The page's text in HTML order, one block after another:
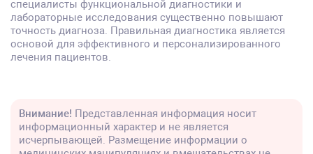
специалисты функциональной диагностики и
лабораторные исследования существенно повышают
точность диагноза. Правильная диагностика является
основой для эффективного и персонализированного
лечения пациентов.
Внимание! Представленная информация носит
информационный характер и не является
исчерпывающей. Размещение информации о